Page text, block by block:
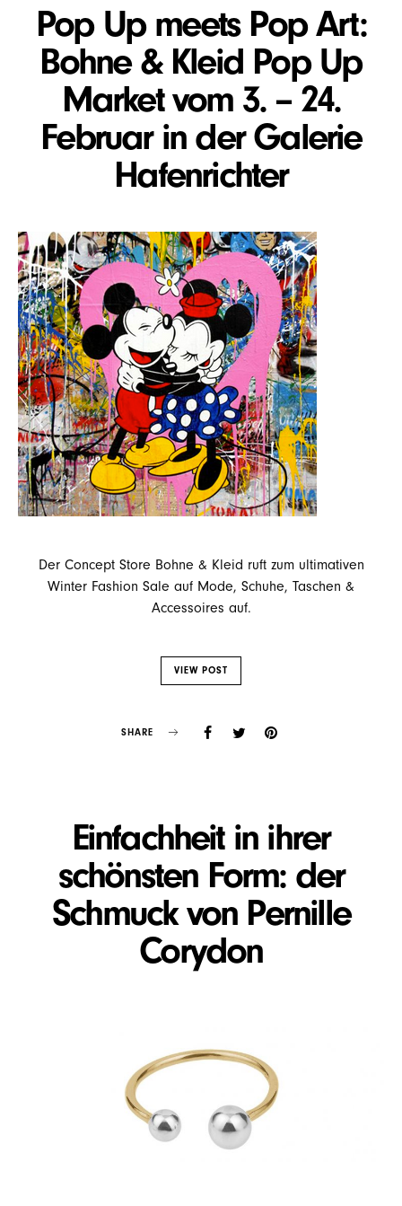
Pop Up meets Pop Art:
Bohne & Kleid Pop Up
Market vom 3. – 24.
Februar in der Galerie
Hafenrichter
Der Concept Store Bohne & Kleid ruft zum ultimativen
Winter Fashion Sale auf Mode, Schuhe, Taschen &
Accessoires auf.
VIEW POST
SHARE
Einfachheit in ihrer
schönsten Form: der
Schmuck von Pernille
Corydon